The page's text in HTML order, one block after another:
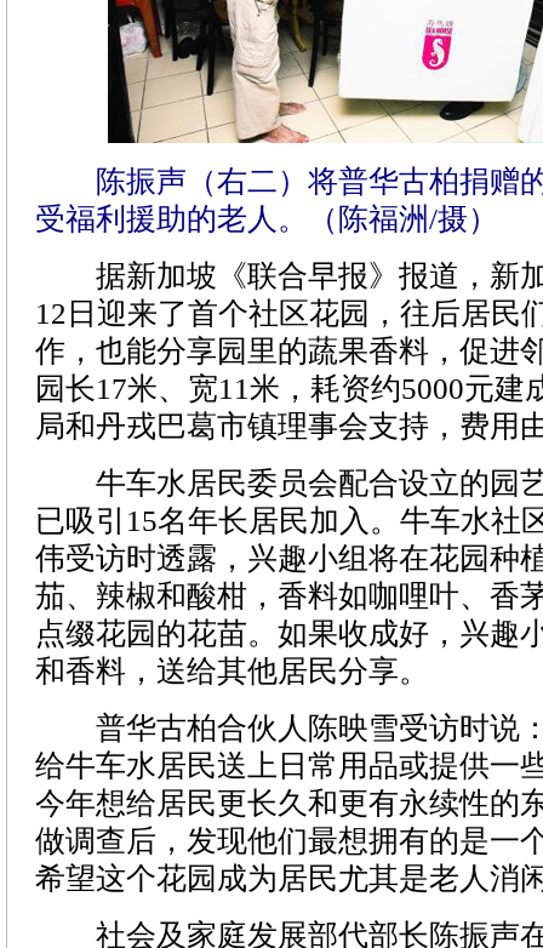
陈振声（右二）将普华古柏捐赠
受福利援助的老人。（陈福洲/摄）
据新加坡《联合早报》报道，新
12日迎来了首个社区花园，往后居民
作，也能分享园里的蔬果香料，促进
园长17米、宽11米，耗资约5000元建
局和丹戎巴葛市镇理事会支持，费用
牛车水居民委员会配合设立的园
已吸引15名年长居民加入。牛车水社
伟受访时透露，兴趣小组将在花园种
茄、辣椒和酸柑，香料如咖哩叶、香
点缀花园的花苗。如果收成好，兴趣
和香料，送给其他居民分享。
普华古柏合伙人陈映雪受访时说
给牛车水居民送上日常用品或提供一
今年想给居民更长久和更有永续性的
做调查后，发现他们最想拥有的是一
希望这个花园成为居民尤其是老人消
社会及家庭发展部代部长陈振声